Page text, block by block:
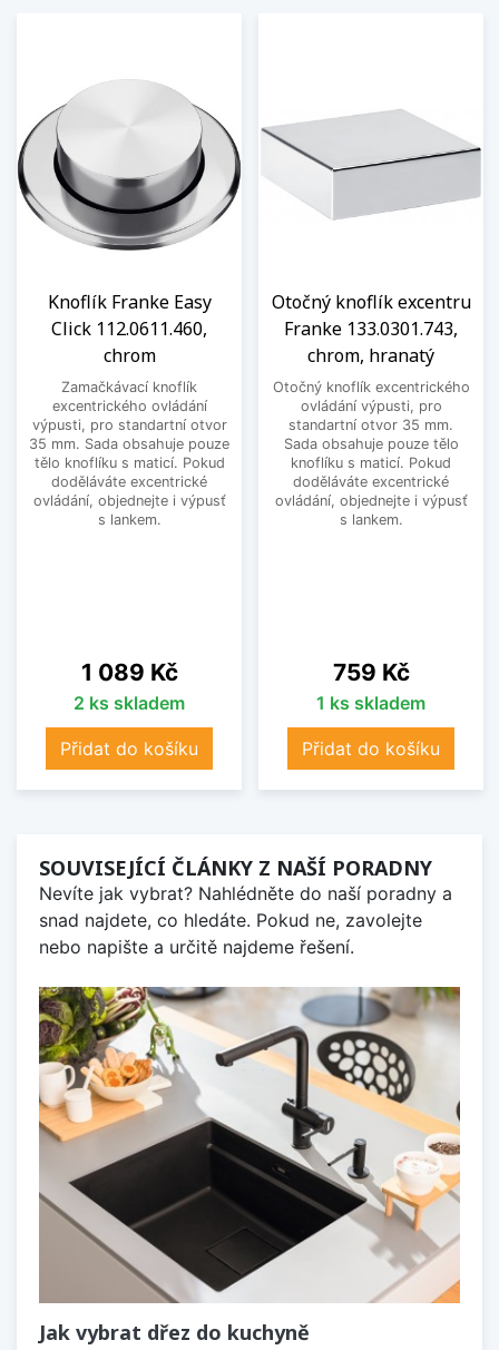
Knoflík Franke Easy
Click 112.0611.460,
chrom
Zamačkávací knoflík
excentrického ovládání
výpusti, pro standartní otvor
35 mm. Sada obsahuje pouze
tělo knoflíku s maticí. Pokud
doděláváte excentrické
ovládání, objednejte i výpusť
s lankem.
Cena
1 089 Kč
2 ks skladem
Přidat do košíku
Otočný knoflík excentru
Franke 133.0301.743,
chrom, hranatý
Otočný knoflík excentrického
ovládání výpusti, pro
standartní otvor 35 mm.
Sada obsahuje pouze tělo
knoflíku s maticí. Pokud
doděláváte excentrické
ovládání, objednejte i výpusť
s lankem.
Cena
759 Kč
1 ks skladem
Přidat do košíku
SOUVISEJÍCÍ ČLÁNKY Z NAŠÍ PORADNY
Nevíte jak vybrat? Nahlédněte do naší poradny a
snad najdete, co hledáte. Pokud ne, zavolejte
nebo napište a určitě najdeme řešení.
Jak vybrat dřez do kuchyně